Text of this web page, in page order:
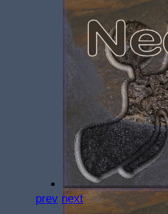
prev next